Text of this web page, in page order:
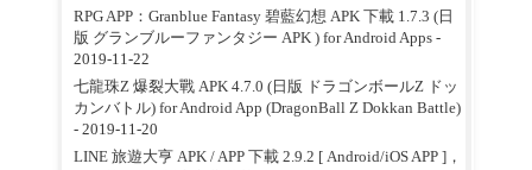
RPG APP：Granblue Fantasy 碧藍幻想 APK 下載 1.7.3 (日
版 グランブルーファンタジー APK ) for Android Apps -
2019-11-22
七龍珠Z 爆裂大戰 APK 4.7.0 (日版 ドラゴンボールZ ドッ
カンバトル) for Android App (DragonBall Z Dokkan Battle)
- 2019-11-20
LINE 旅遊大亨 APK / APP 下載 2.9.2 [ Android/iOS APP ]，